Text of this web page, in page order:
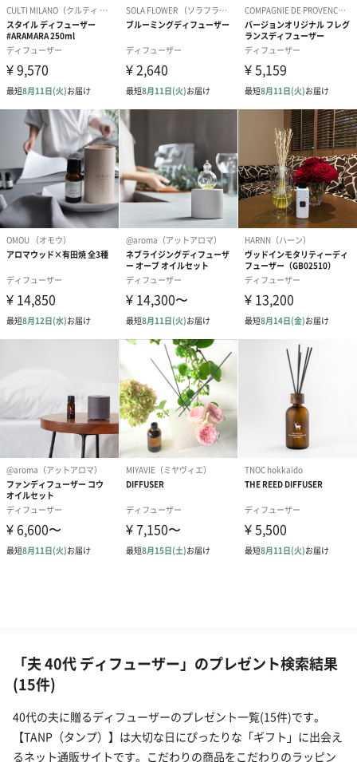
「夫 40代 ディフューザー」のプレゼント検索結果
(15件)
40代の夫に贈るディフューザーのプレゼント一覧(15件)です。
【TANP（タンプ）】は大切な日にぴったりな「ギフト」に出会え
るネット通販サイトです。こだわりの商品をこだわりのラッピン